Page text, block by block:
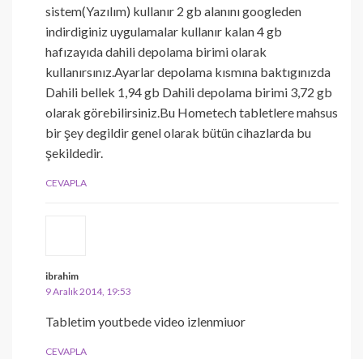
sistem(Yazılım) kullanır 2 gb alanını googleden
indirdiginiz uygulamalar kullanır kalan 4 gb
hafızayıda dahili depolama birimi olarak
kullanırsınız.Ayarlar depolama kısmına baktıgınızda
Dahili bellek 1,94 gb Dahili depolama birimi 3,72 gb
olarak görebilirsiniz.Bu Hometech tabletlere mahsus
bir şey degildir genel olarak bütün cihazlarda bu
şekildedir.
CEVAPLA
ibrahim
9 Aralık 2014, 19:53
Tabletim youtbede video izlenmiuor
CEVAPLA